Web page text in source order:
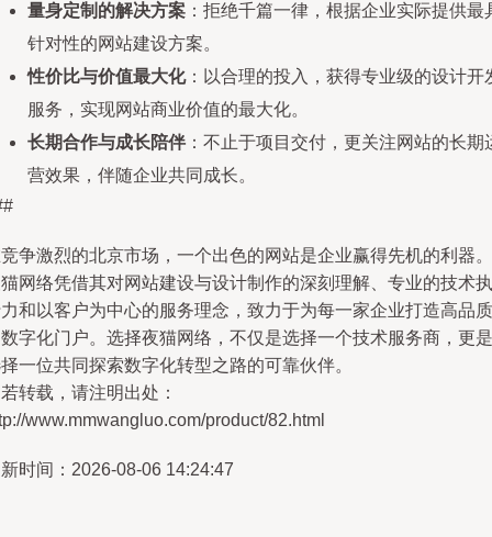
量身定制的解决方案 ：拒绝千篇一律，根据企业实际提供最
针对性的网站建设方案。
性价比与价值最大化：以合理的投入，获得专业级的设计开
服务，实现网站商业价值的最大化。
长期合作与成长陪伴 ：不止于项目交付，更关注网站的长期
营效果，伴随企业共同成长。
争激烈的北京市场，一个出色的网站是企业赢得先机的利器。
网络凭借其对网站建设与设计制作的深刻理解、专业的技术执
和以客户为中心的服务理念，致力于为每一家企业打造高品质
字化门户。选择夜猫网络，不仅是选择一个技术服务商，更是
一位共同探索数字化转型之路的可靠伙伴。
转载，请注明出处：
www.mmwangluo.com/product/82.html
时间：2026-08-06 14:24:47